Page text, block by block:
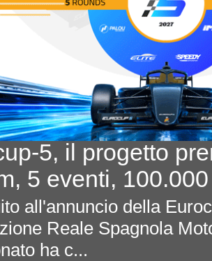
5, il progetto
5 eventi,
all'annuncio della
Reale Spagnola
ha c...